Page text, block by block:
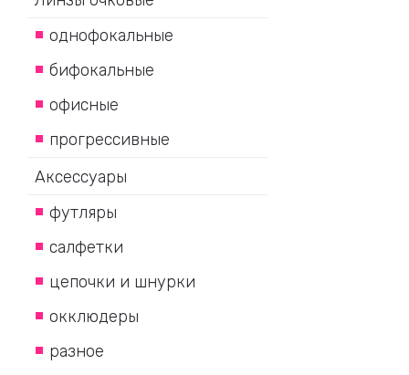
однофокальные
бифокальные
офисные
прогрессивные
Аксессуары
футляры
салфетки
цепочки и шнурки
окклюдеры
разное